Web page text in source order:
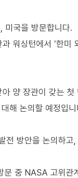
미국을 방문합니다.
워싱턴에서 '한미
양 장관이 갖는
해 논의할 예정입니
방안을 논의하
중 NASA 고위관